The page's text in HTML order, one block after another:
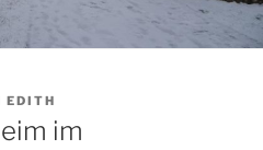
EDITH
im